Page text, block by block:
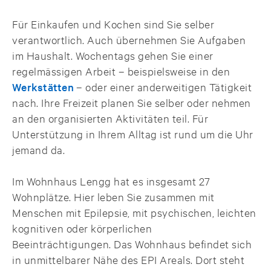
Für Einkaufen und Kochen sind Sie selber
verantwortlich. Auch übernehmen Sie Aufgaben
im Haushalt. Wochentags gehen Sie einer
regelmässigen Arbeit – beispielsweise in den
Werkstätten – oder einer anderweitigen Tätigkeit
nach. Ihre Freizeit planen Sie selber oder nehmen
an den organisierten Aktivitäten teil. Für
Unterstützung in Ihrem Alltag ist rund um die Uhr
jemand da.
Im Wohnhaus Lengg hat es insgesamt 27
Wohnplätze. Hier leben Sie zusammen mit
Menschen mit Epilepsie, mit psychischen, leichten
kognitiven oder körperlichen
Beeinträchtigungen. Das Wohnhaus befindet sich
in unmittelbarer Nähe des EPI Areals. Dort steht